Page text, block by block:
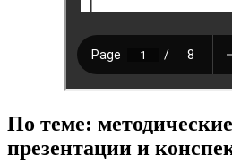
По теме:
презентации и